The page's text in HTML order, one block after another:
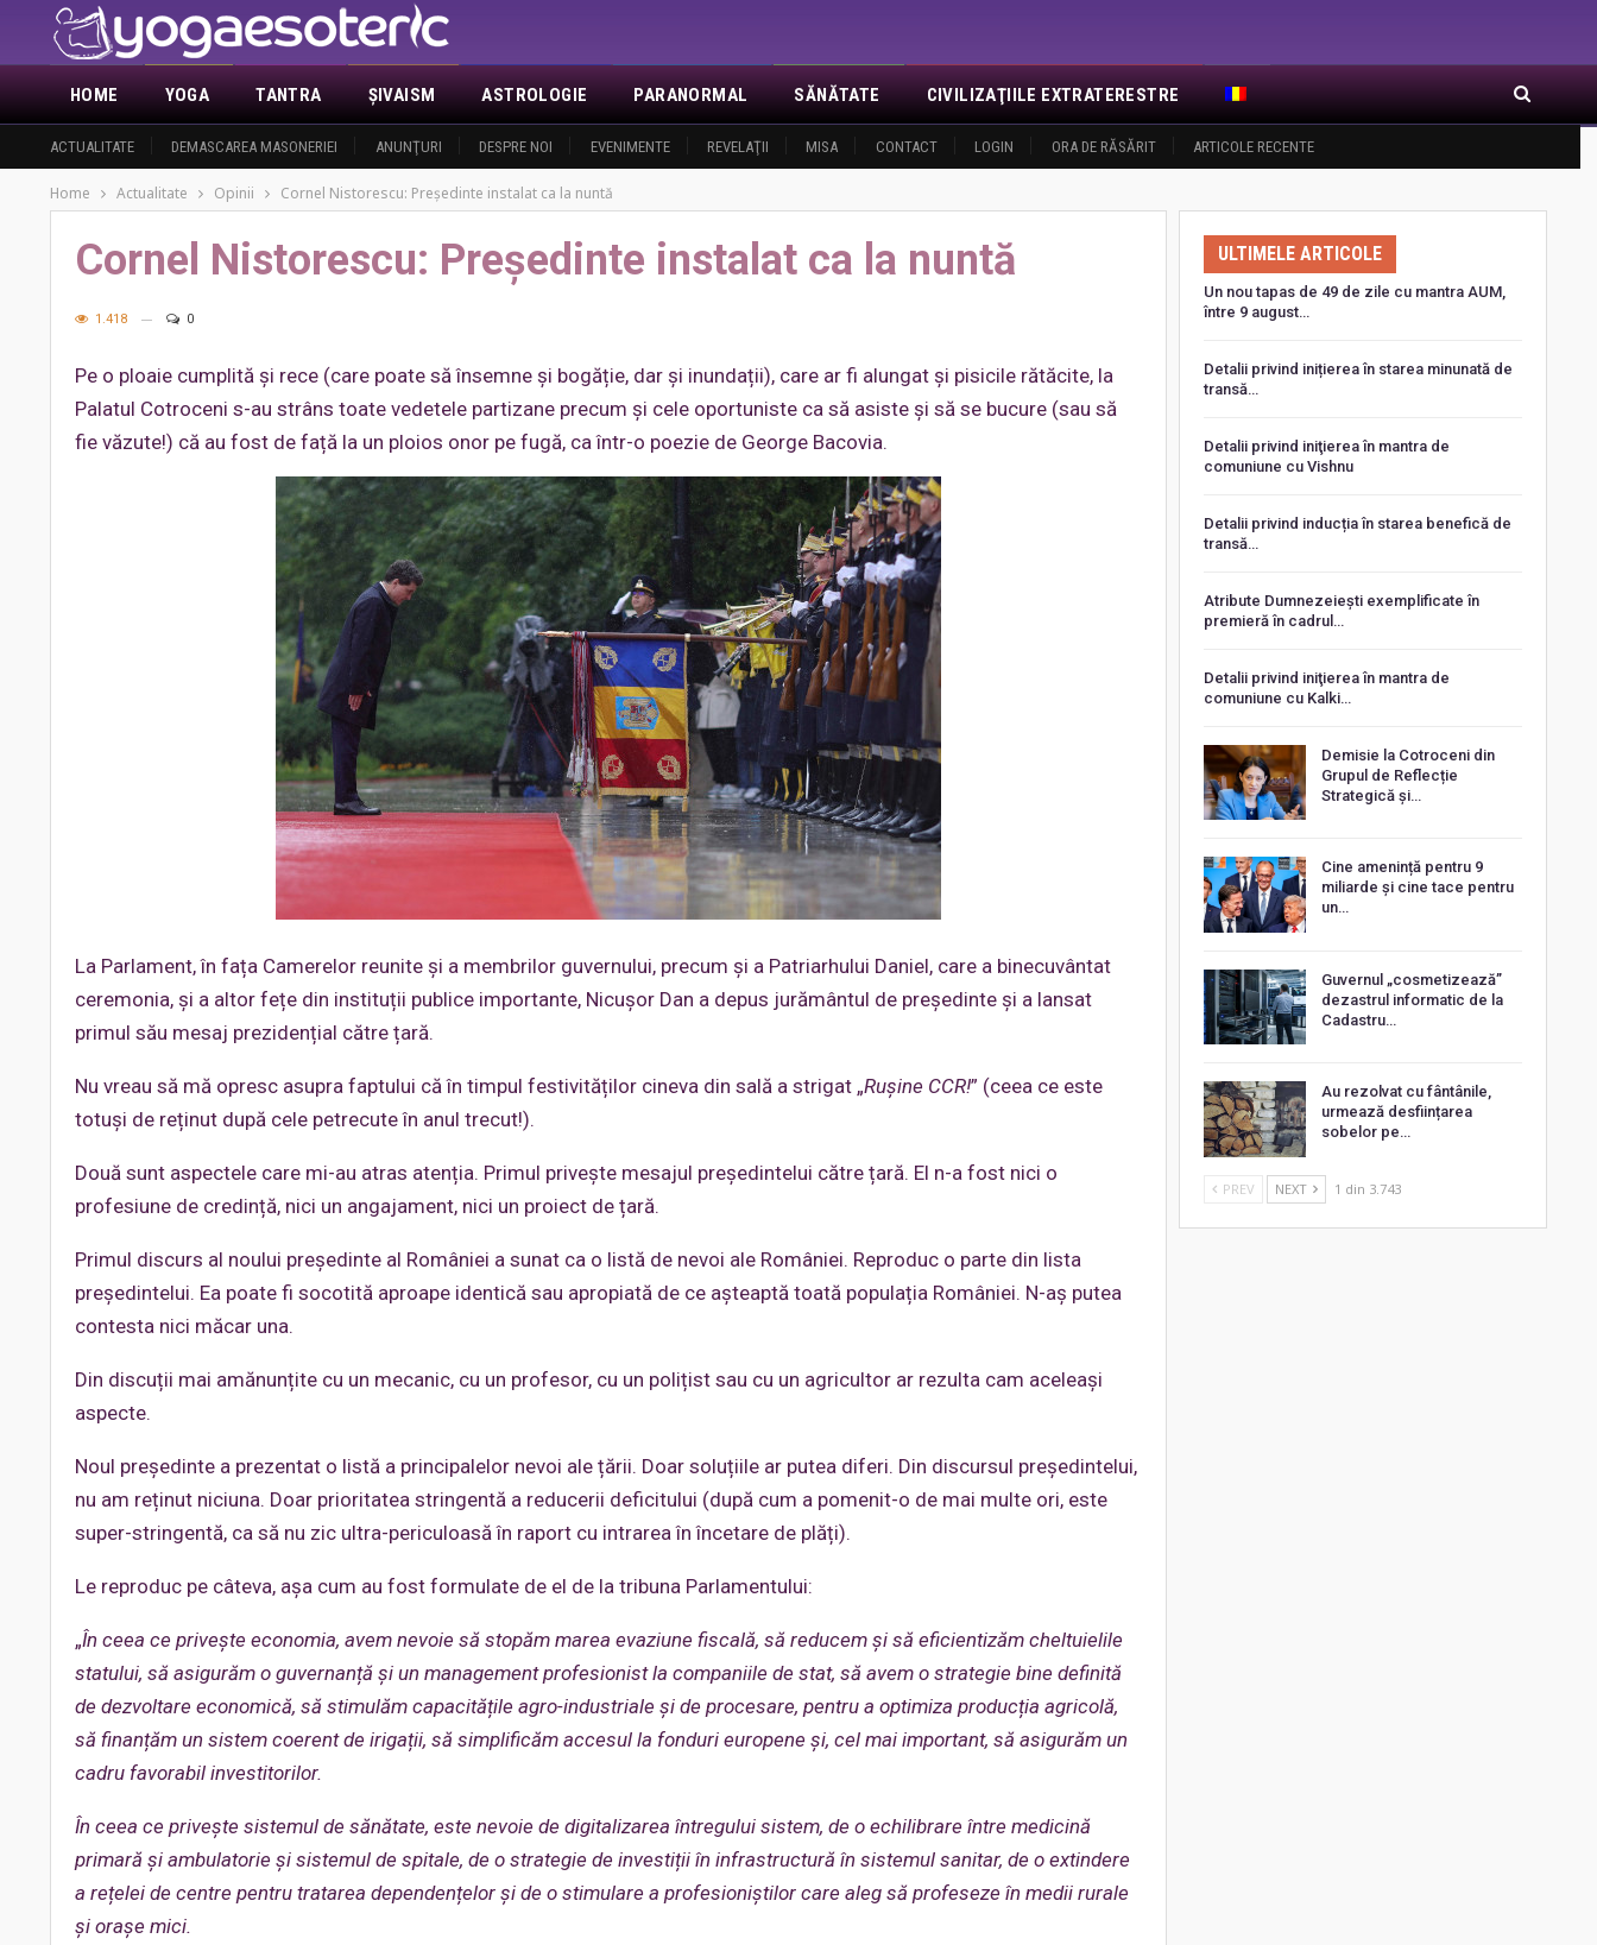
HOME
ACTUALITATE DEMASCAREA MASONERIEI ANUNŢURI DESPRE NOI EVENIMENTE REVELAŢII MISA CONTACT LOGIN ORA DE RĂSĂRIT ARTICOLE RECENTE
YOGA TANTRA ŞIVAISM ASTROLOGIE PARANORMAL SĂNĂTATE CIVILIZAŢIILE EXTRATERESTRE
Home Actualitate Opinii Cornel Nistorescu: Președinte instalat ca la nuntă
Cornel Nistorescu: Președinte instalat ca la nuntă
1.418 0
Pe o ploaie cumplită și rece (care poate să însemne și bogăție, dar și inundații), care ar fi alungat și pisicile rătăcite, la
Palatul Cotroceni s-au strâns toate vedetele partizane precum și cele oportuniste ca să asiste și să se bucure (sau să
fie văzute!) că au fost de față la un ploios onor pe fugă, ca într-o poezie de George Bacovia.
La Parlament, în fața Camerelor reunite și a membrilor guvernului, precum și a Patriarhului Daniel, care a binecuvântat
ceremonia, și a altor fețe din instituții publice importante, Nicușor Dan a depus jurământul de președinte și a lansat
primul său mesaj prezidențial către țară.
Nu vreau să mă opresc asupra faptului că în timpul festivităților cineva din sală a strigat „Rușine CCR!” (ceea ce este
totuși de reținut după cele petrecute în anul trecut!).
Două sunt aspectele care mi-au atras atenția. Primul privește mesajul președintelui către țară. El n-a fost nici o
profesiune de credință, nici un angajament, nici un proiect de țară.
Primul discurs al noului președinte al României a sunat ca o listă de nevoi ale României. Reproduc o parte din lista
președintelui. Ea poate fi socotită aproape identică sau apropiată de ce așteaptă toată populația României. N-aș putea
contesta nici măcar una.
Din discuții mai amănunțite cu un mecanic, cu un profesor, cu un polițist sau cu un agricultor ar rezulta cam aceleași
aspecte.
Noul președinte a prezentat o listă a principalelor nevoi ale țării. Doar soluțiile ar putea diferi. Din discursul președintelui,
nu am reținut niciuna. Doar prioritatea stringentă a reducerii deficitului (după cum a pomenit-o de mai multe ori, este
super-stringentă, ca să nu zic ultra-periculoasă în raport cu intrarea în încetare de plăți).
Le reproduc pe câteva, așa cum au fost formulate de el de la tribuna Parlamentului:
„În ceea ce privește economia, avem nevoie să stopăm marea evaziune fiscală, să reducem și să eficientizăm cheltuielile
statului, să asigurăm o guvernanță și un management profesionist la companiile de stat, să avem o strategie bine definită
de dezvoltare economică, să stimulăm capacitățile agro-industriale și de procesare, pentru a optimiza producția agricolă,
să finanțăm un sistem coerent de irigații, să simplificăm accesul la fonduri europene și, cel mai important, să asigurăm un
cadru favorabil investitorilor.
În ceea ce privește sistemul de sănătate, este nevoie de digitalizarea întregului sistem, de o echilibrare între medicină
primară și ambulatorie și sistemul de spitale, de o strategie de investiții în infrastructură în sistemul sanitar, de o extindere
a rețelei de centre pentru tratarea dependențelor și de o stimulare a profesioniștilor care aleg să profeseze în medii rurale
și orașe mici.
ULTIMELE ARTICOLE
Un nou tapas de 49 de zile cu mantra AUM,
între 9 august…
Detalii privind inițierea în starea minunată de
transă…
Detalii privind iniţierea în mantra de
comuniune cu Vishnu
Detalii privind inducția în starea benefică de
transă…
Atribute Dumnezeiești exemplificate în
premieră în cadrul…
Detalii privind iniţierea în mantra de
comuniune cu Kalki…
Demisie la Cotroceni din
Grupul de Reflecție
Strategică și…
Cine amenință pentru 9
miliarde și cine tace pentru
un…
Guvernul „cosmetizează”
dezastrul informatic de la
Cadastru…
Au rezolvat cu fântânile,
urmează desființarea
sobelor pe…
PREV NEXT 1 din 3.743